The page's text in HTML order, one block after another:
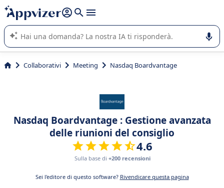
righe con
shift + enter
L'IA di Appvizer vi guida nell'utilizzo o nella scelta di un
software SaaS per la vostra azienda.
Collaborativi Meeting Nasdaq Boardvantage
Nasdaq Boardvantage : Gestione avanzata
delle riunioni del consiglio
4.6
Sulla base di +200 recensioni
Sei l'editore di questo software? Rivendicare questa pagina